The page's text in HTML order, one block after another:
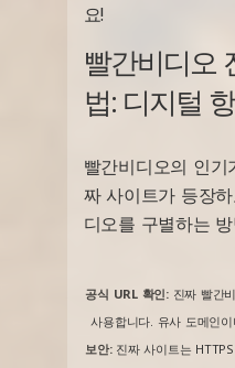
요!
빨간비디오
법: 디지털
빨간비디오의 인
짜 사이트가 등장
디오를 구별하는
공식 URL 확인:진짜 빨간
사용합니다. 유사 도메인
보안:진짜 사이트는